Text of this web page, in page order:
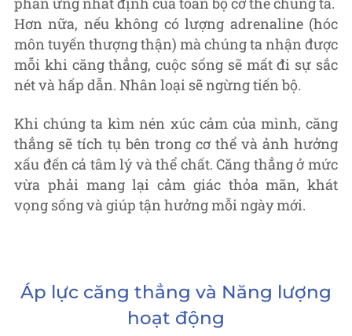
Hơn nữa, nếu không có lượng adrenaline (hóc
môn tuyến thượng thận) mà chúng ta nhận được
mỗi khi căng thẳng, cuộc sống sẽ mất đi sự sắc
nét và hấp dẫn. Nhân loại sẽ ngừng tiến bộ.
Khi chúng ta kìm nén xúc cảm của mình, căng
thẳng sẽ tích tụ bên trong cơ thể và ảnh hưởng
xấu đến cả tâm lý và thể chất. Căng thẳng ở mức
vừa phải mang lại cảm giác thỏa mãn, khát
vọng sống và giúp tận hưởng mỗi ngày mới.
Áp lực căng thẳng và Năng lượng
hoạt động